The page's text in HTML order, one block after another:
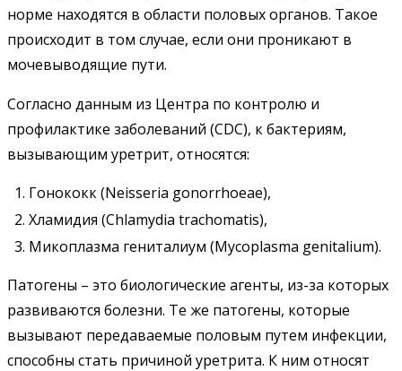
норме находятся в области половых органов. Такое
происходит в том случае, если они проникают в
мочевыводящие пути.
Согласно данным из Центра по контролю и
профилактике заболеваний (CDC), к бактериям,
вызывающим уретрит, относятся:
Гонококк (Neisseria gonorrhoeae),
Хламидия (Chlamydia trachomatis),
Микоплазма гениталиум (Mycoplasma genitalium).
Патогены – это биологические агенты, из-за которых
развиваются болезни. Те же патогены, которые
вызывают передаваемые половым путем инфекции,
способны стать причиной уретрита. К ним относят